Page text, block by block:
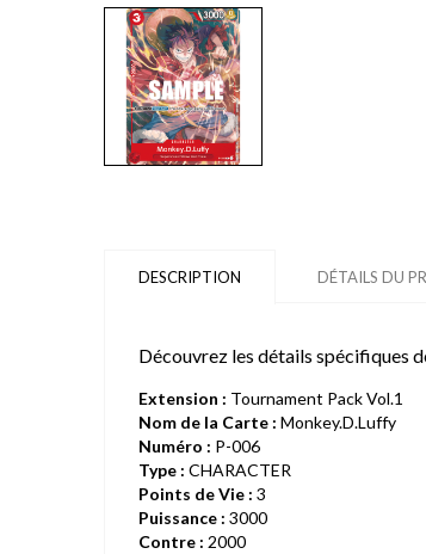
DESCRIPTION DÉTAILS DU
Découvrez les détails spécifiques
Extension : Tournament Pack Vol.1
Nom de la Carte : Monkey.D.Luffy
Numéro : P-006
Type : CHARACTER
Points de Vie : 3
Puissance : 3000
Contre : 2000